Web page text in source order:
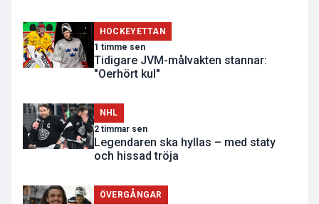
HOCKEYETTAN
1 timme sen
Tidigare JVM-målvakten stannar:
"Oerhört kul"
NHL
2 timmar sen
Legendaren ska hyllas – med staty
och hissad tröja
ÖVERGÅNGAR